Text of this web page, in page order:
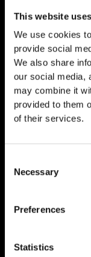
This website
We use cookies
provide social
We also share
our social media,
may combine it
provided to them
of their services.
Selection
Necessary
Preferences
Statistics
€49,00